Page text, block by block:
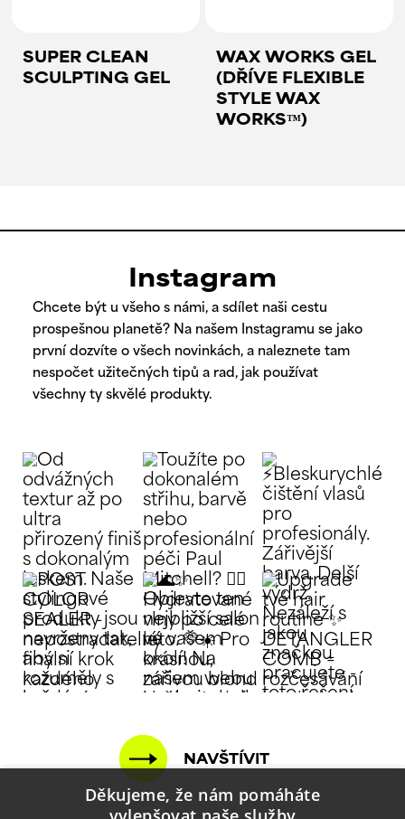
SUPER CLEAN
SCULPTING GEL
WAX WORKS GEL
(DŘÍVE FLEXIBLE
STYLE WAX
WORKS™)
Instagram
Chcete být u všeho s námi, a sdílet naši cestu
prospešnou planetě? Na našem Instagramu se jako
první dozvíte o všech novinkách, a naleznete tam
nespočet užitečných tipů a rad, jak používat
všechny ty skvělé produkty.
NAVŠTÍVIT
Děkujeme, že nám pomáháte